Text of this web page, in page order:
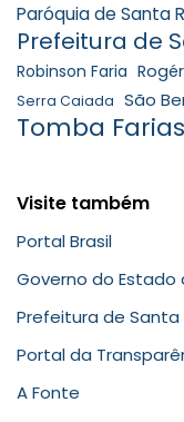
Paróquia de Santa
Prefeitura de
Robinson Faria
Serra Caiada São
Tomba Farias
Visite também
Portal Brasil
Governo do Estado
Prefeitura de Santa
Portal da
A Fonte